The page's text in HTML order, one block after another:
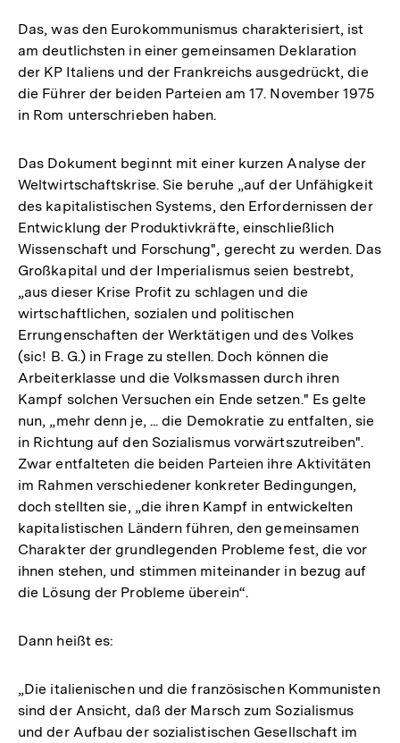
Das, was den Eurokommunismus charakterisiert, ist
am deutlichsten in einer gemeinsamen Deklaration
der KP Italiens und der Frankreichs ausgedrückt, die
die Führer der beiden Parteien am 17. November 1975
in Rom unterschrieben haben.
Das Dokument beginnt mit einer kurzen Analyse der
Weltwirtschaftskrise. Sie beruhe „auf der Unfähigkeit
des kapitalistischen Systems, den Erfordernissen der
Entwicklung der Produktivkräfte, einschließlich
Wissenschaft und Forschung", gerecht zu werden. Das
Großkapital und der Imperialismus seien bestrebt,
„aus dieser Krise Profit zu schlagen und die
wirtschaftlichen, sozialen und politischen
Errungenschaften der Werktätigen und des Volkes
(sic! B. G.) in Frage zu stellen. Doch können die
Arbeiterklasse und die Volksmassen durch ihren
Kampf solchen Versuchen ein Ende setzen." Es gelte
nun, „mehr denn je, ... die Demokratie zu entfalten, sie
in Richtung auf den Sozialismus vorwärtszutreiben".
Zwar entfalteten die beiden Parteien ihre Aktivitäten
im Rahmen verschiedener konkreter Bedingungen,
doch stellten sie, „die ihren Kampf in entwickelten
kapitalistischen Ländern führen, den gemeinsamen
Charakter der grundlegenden Probleme fest, die vor
ihnen stehen, und stimmen miteinander in bezug auf
die Lösung der Probleme überein“.
Dann heißt es:
„Die italienischen und die französischen Kommunisten
sind der Ansicht, daß der Marsch zum Sozialismus
und der Aufbau der sozialistischen Gesellschaft im